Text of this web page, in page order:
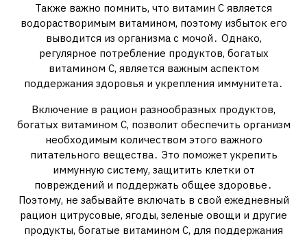
Также важно помнить, что витамин С является
водорастворимым витамином, поэтому избыток его
выводится из организма с мочой․ Однако,
регулярное потребление продуктов, богатых
витамином С, является важным аспектом
поддержания здоровья и укрепления иммунитета․
Включение в рацион разнообразных продуктов,
богатых витамином С, позволит обеспечить организм
необходимым количеством этого важного
питательного вещества․ Это поможет укрепить
иммунную систему, защитить клетки от
повреждений и поддержать общее здоровье․
Поэтому, не забывайте включать в свой ежедневный
рацион цитрусовые, ягоды, зеленые овощи и другие
продукты, богатые витамином С, для поддержания